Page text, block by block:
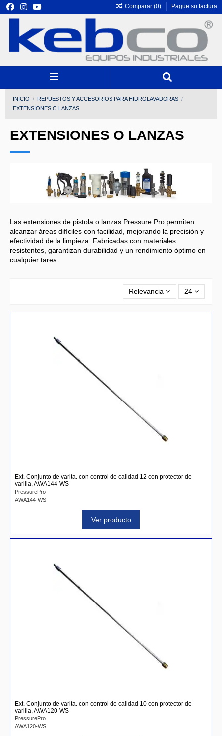
Comparar (0) Pague su factura
INICIO
REPUESTOS Y ACCESORIOS PARA HIDROLAVADORAS
EXTENSIONES O LANZAS
EXTENSIONES O LANZAS
Las extensiones de pistola o lanzas Pressure Pro permiten
alcanzar áreas difíciles con facilidad, mejorando la precisión y
efectividad de la limpieza. Fabricadas con materiales
resistentes, garantizan durabilidad y un rendimiento óptimo en
cualquier tarea.
Relevancia 24
Ext. Conjunto de varita. con control de calidad 12 con protector de
varilla, AWA144-WS
PressurePro
AWA144-WS
Ver producto
Ext. Conjunto de varita. con control de calidad 10 con protector de
varilla, AWA120-WS
PressurePro
AWA120-WS